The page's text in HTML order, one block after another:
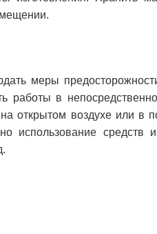
меры
работы в
открытом воздухе или в
использование средств